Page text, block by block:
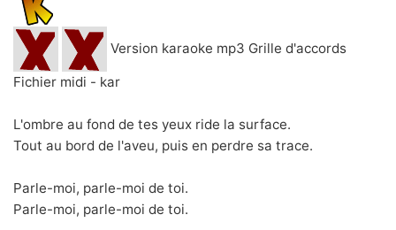
Version karaoke mp3 Grille d'accords
Fichier midi - kar
L'ombre au fond de tes yeux ride la surface.
Tout au bord de l'aveu, puis en perdre sa trace.
Parle-moi, parle-moi de toi.
Parle-moi, parle-moi de toi.